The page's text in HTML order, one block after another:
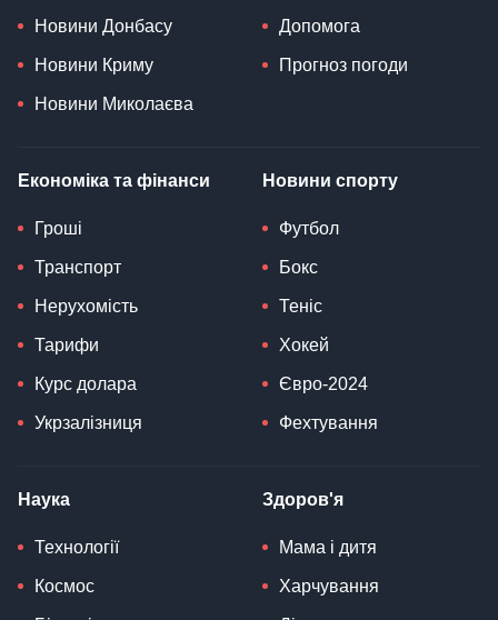
Новини Донбасу
Новини Криму
Новини Миколаєва
Допомога
Прогноз погоди
Економіка та фінанси
Гроші
Транспорт
Нерухомість
Тарифи
Курс долара
Укрзалізниця
Новини спорту
Футбол
Бокс
Теніс
Хокей
Євро-2024
Фехтування
Наука
Технології
Космос
Здоров'я
Мама і дитя
Харчування